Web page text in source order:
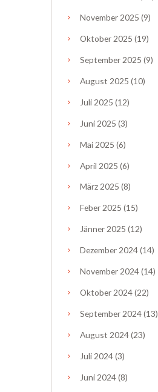
November 2025 (9)
Oktober 2025 (19)
September 2025 (9)
August 2025 (10)
Juli 2025 (12)
Juni 2025 (3)
Mai 2025 (6)
April 2025 (6)
März2025 (8)
Feber 2025 (15)
Jänner 2025 (12)
Dezember 2024(14)
November 2024(14)
Oktober 2024(22)
September 2024(13)
August 2024(23)
Juli 2024(3)
Juni 2024(8)